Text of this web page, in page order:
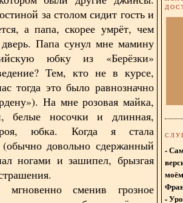
за столом сидит гость и
а папа, скорее умрёт, чем
Папа сунул мне мамину
юбку из «Берёзки»
Тем, кто не в курсе,
тогда это было равнозначно
На мне розовая майка,
белые носочки и длинная,
юбка. Когда я стала
(обычно довольно сдержанный
ногами и зашипел, брызгая
сменив грозное
-
-